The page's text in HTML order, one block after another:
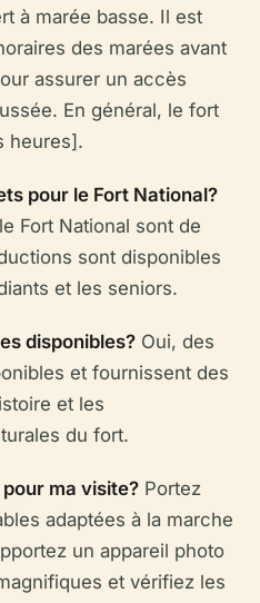
à marée basse. Il est
des marées avant
assurer un accès
En général, le fort
heures].
pour le Fort National?
Fort National sont de
sont disponibles
et les seniors.
disponibles? Oui, des
et fournissent des
et les
du fort.
ma visite? Portez
adaptées à la marche
un appareil photo
et vérifiez les